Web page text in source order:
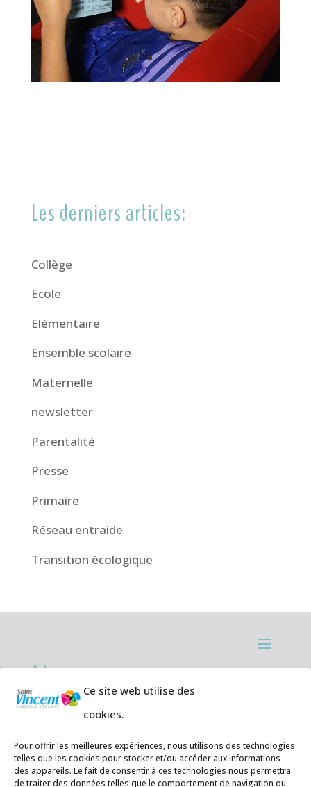
Ce site web utilise des
cookies.
Pour offrir les meilleures expériences, nous utilisons des technologies
telles que les cookies pour stocker et/ou accéder aux informations
des appareils. Le fait de consentir à ces technologies nous permettra
de traiter des données telles que le comportement de navigation ou
Les derniers articles:
Collège
Ecole
Elémentaire
Ensemble scolaire
Maternelle
newsletter
Parentalité
Presse
Primaire
Réseau entraide
Transition écologique
Adresses:
Ecole primaire de la Plage,
Téléphone05 59 20 67 28
Collège Hendaye ville,1 rue de la